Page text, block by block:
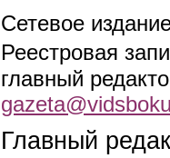
Сетевое
Реестровая
главный
Главный